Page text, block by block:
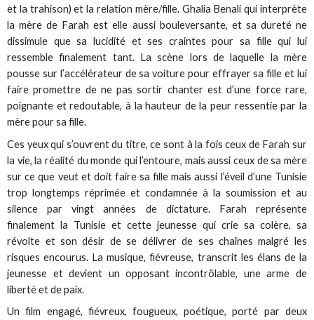
et la trahison) et la relation mère/fille. Ghalia Benali qui interprète
la mère de Farah est elle aussi bouleversante, et sa dureté ne
dissimule que sa lucidité et ses craintes pour sa fille qui lui
ressemble finalement tant. La scène lors de laquelle la mère
pousse sur l’accélérateur de sa voiture pour effrayer sa fille et lui
faire promettre de ne pas sortir chanter est d’une force rare,
poignante et redoutable, à la hauteur de la peur ressentie par la
mère pour sa fille.
Ces yeux qui s’ouvrent du titre, ce sont à la fois ceux de Farah sur
la vie, la réalité du monde qui l’entoure, mais aussi ceux de sa mère
sur ce que veut et doit faire sa fille mais aussi l’éveil d’une Tunisie
trop longtemps réprimée et condamnée à la soumission et au
silence par vingt années de dictature. Farah représente
finalement la Tunisie et cette jeunesse qui crie sa colère, sa
révolte et son désir de se délivrer de ses chaînes malgré les
risques encourus. La musique, fiévreuse, transcrit les élans de la
jeunesse et devient un opposant incontrôlable, une arme de
liberté et de paix.
Un film engagé, fiévreux, fougueux, poétique, porté par deux